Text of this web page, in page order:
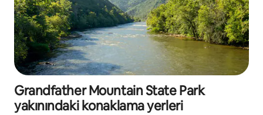
Grandfather Mountain State Park
yakınındaki konaklama yerleri